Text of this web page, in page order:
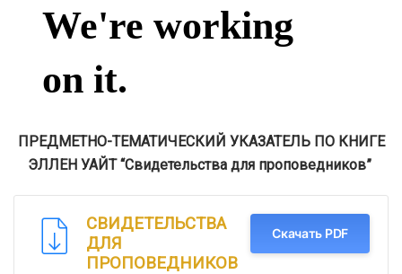
ПРЕДМЕТНО-ТЕМАТИЧЕСКИЙ УКАЗАТЕЛЬ ПО КНИГЕ
ЭЛЛЕН УАЙТ “Свидетельства для проповедников”
СВИДЕТЕЛЬСТВА
ДЛЯ
ПРОПОВЕДНИКОВ
Скачать PDF